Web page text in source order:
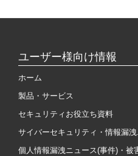
ユーザー様向け情報
ホーム
製品・サービス
セキュリティお役立ち資料
サイバーセキュリティ・情報漏
個人情報漏洩ニュース(事件)・被